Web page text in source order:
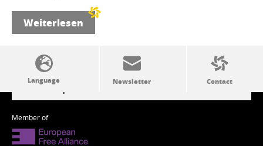
Weiterlesen
SSW politics from A to Z
Member of